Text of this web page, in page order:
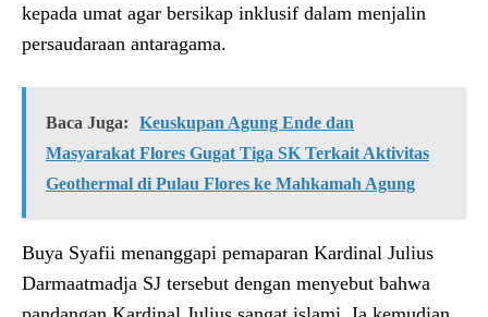
kepada umat agar bersikap inklusif dalam menjalin
persaudaraan antaragama.
Baca Juga:
Keuskupan Agung Ende dan
Masyarakat Flores Gugat Tiga SK Terkait Aktivitas
Geothermal di Pulau Flores ke Mahkamah Agung
Buya Syafii menanggapi pemaparan Kardinal Julius
Darmaatmadja SJ tersebut dengan menyebut bahwa